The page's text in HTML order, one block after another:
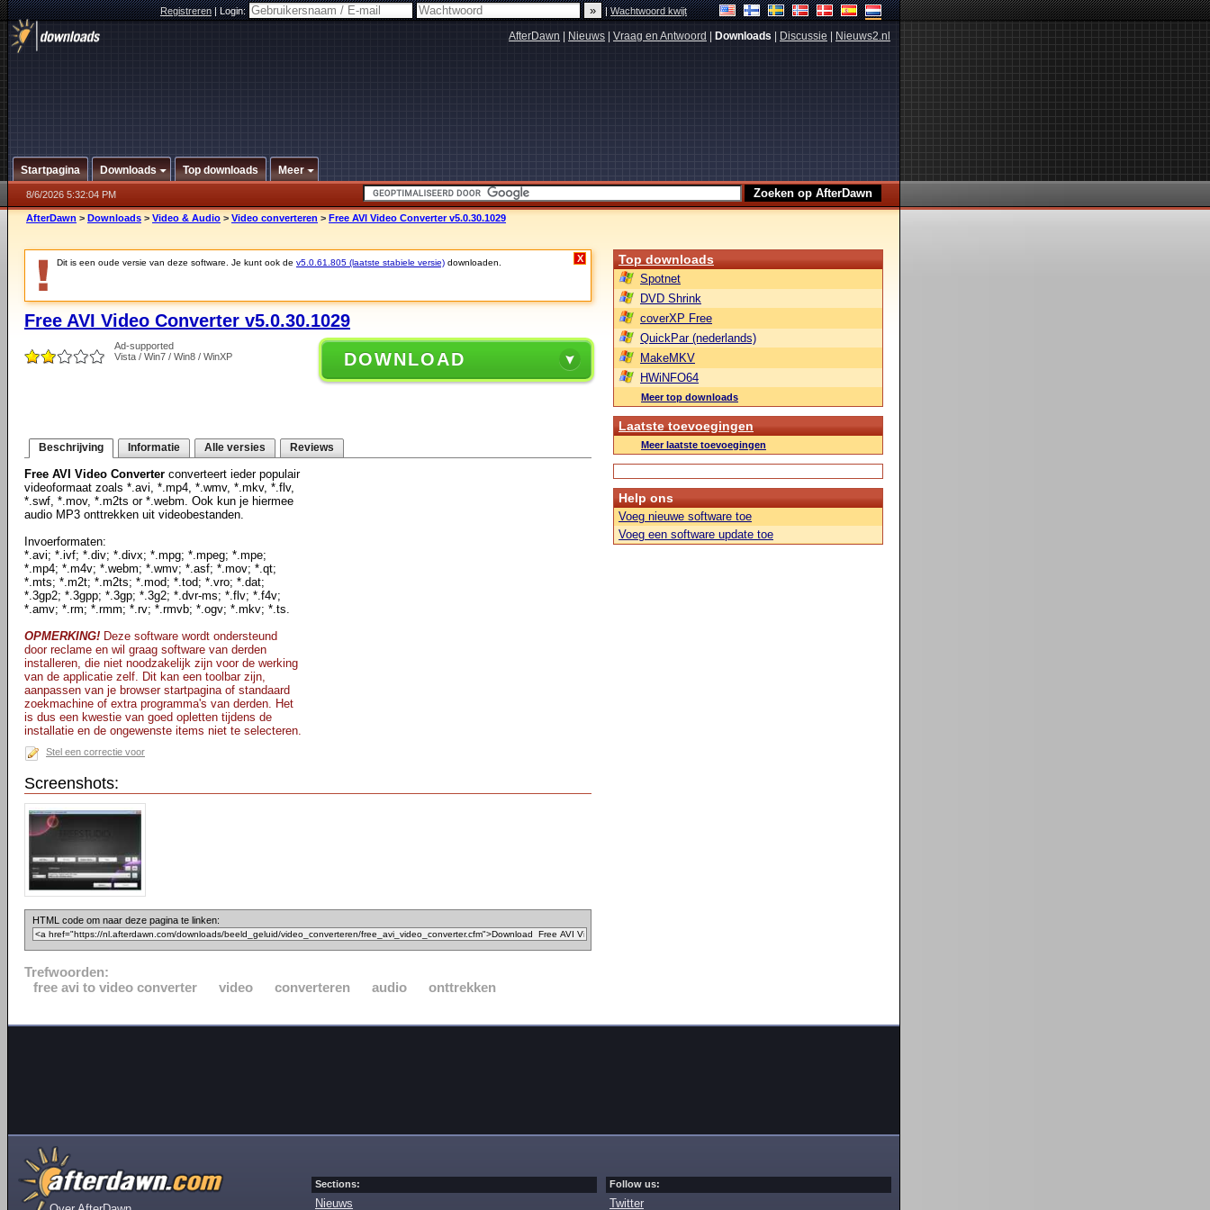
Registreren|Login: |Wachtwoord kwijt
AfterDawn Nieuws Vraag en Antwoord Downloads Discussie Nieuws2.nl
Startpagina Downloads Top downloads Meer
8/6/2026 5:32:04 PM
AfterDawn > Downloads > Video & Audio > Video converteren > Free AVI Video Converter v5.0.30.1029
Dit is een oude versie van deze software. Je kunt ook de v5.0.61.805 (laatste stabiele versie) downloaden. X
Free AVI Video Converter v5.0.30.1029
Ad-supported
Vista / Win7 / Win8 / WinXP
DOWNLOAD
Beschrijving Informatie Alle versies Reviews
Free AVI Video Converter converteert ieder populair
videoformaat zoals *.avi, *.mp4, *.wmv, *.mkv, *.flv,
*.swf, *.mov, *.m2ts or *.webm. Ook kun je hiermee
audio MP3 onttrekken uit videobestanden.
Invoerformaten:
*.avi; *.ivf; *.div; *.divx; *.mpg; *.mpeg; *.mpe;
*.mp4; *.m4v; *.webm; *.wmv; *.asf; *.mov; *.qt;
*.mts; *.m2t; *.m2ts; *.mod; *.tod; *.vro; *.dat;
*.3gp2; *.3gpp; *.3gp; *.3g2; *.dvr-ms; *.flv; *.f4v;
*.amv; *.rm; *.rmm; *.rv; *.rmvb; *.ogv; *.mkv; *.ts.
OPMERKING! Deze software wordt ondersteund
door reclame en wil graag software van derden
installeren, die niet noodzakelijk zijn voor de werking
van de applicatie zelf. Dit kan een toolbar zijn,
aanpassen van je browser startpagina of standaard
zoekmachine of extra programma's van derden. Het
is dus een kwestie van goed opletten tijdens de
installatie en de ongewenste items niet te selecteren.
Stel een correctie voor
Screenshots:
HTML code om naar deze pagina te linken:
Trefwoorden:
free avi to video converter
video converteren audio onttrekken
Top downloads
Spotnet
DVD Shrink
coverXP Free
QuickPar (nederlands)
MakeMKV
HWiNFO64
Meer top downloads
Laatste toevoegingen
Meer laatste toevoegingen
Help ons
Voeg nieuwe software toe
Voeg een software update toe
Sections:
Nieuws
Follow us:
Twitter